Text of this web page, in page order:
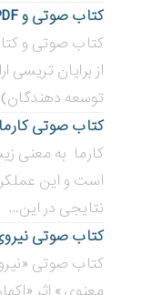
کتاب صوتی و PDF قدرت جذبه از برایان تریسی
از برایان تریسی
توسعه
کتاب صوتی کارما
کارما به معنی
است و این
نتایجی در این...
کتاب صوتی
کتاب صوتی